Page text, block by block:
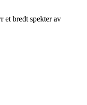
et bredt spekter av